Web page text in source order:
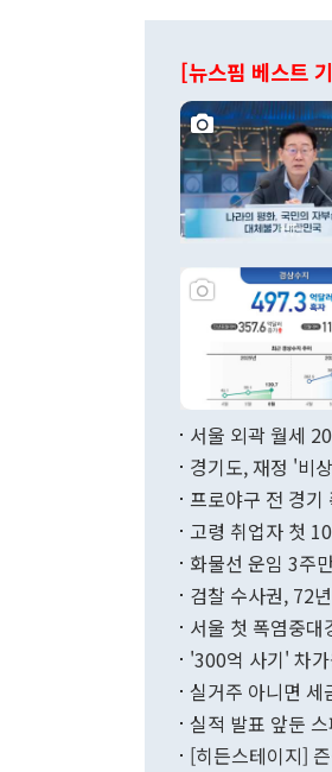
[뉴스핌 베스트
서울 외곽 월세
경기도, 재정 '비
프로야구 전 경기
고령 취업자 첫
화물선 운임 3주
검찰 수사권, 72
서울 첫 폭염중대
'300억 사기' 차
실거주 아니면 세
실적 발표 앞둔
[히든스테이지]